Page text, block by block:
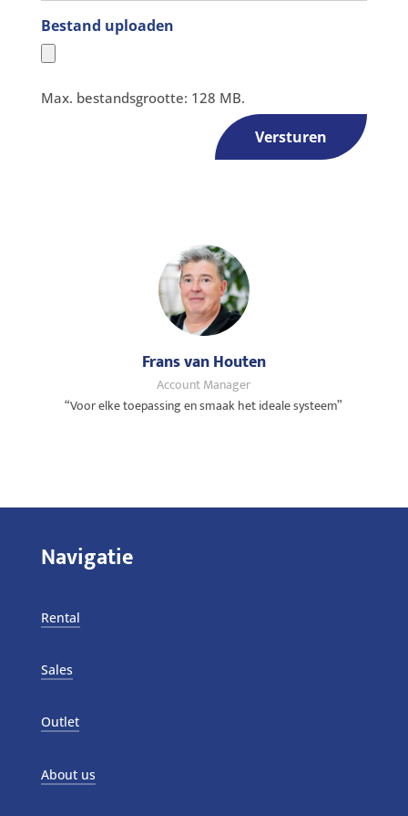
Bestand uploaden
Max. bestandsgrootte: 128 MB.
Versturen
Frans van Houten
Account Manager
“Voor elke toepassing en smaak het ideale systeem”
Navigatie
Rental
Sales
Outlet
About us